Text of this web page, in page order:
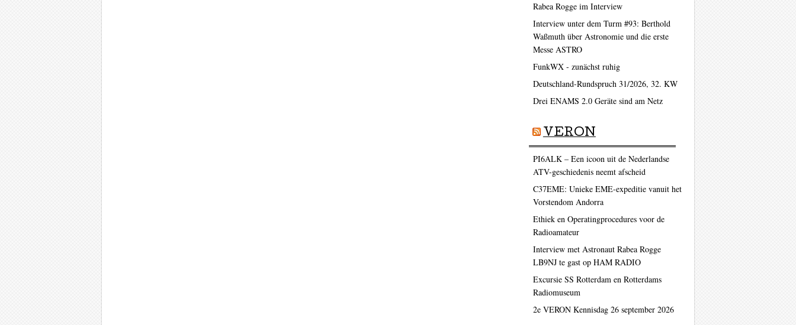
Rabea Rogge im Interview
Interview unter dem Turm #93: Berthold
Waßmuth über Astronomie und die erste
Messe ASTRO
FunkWX - zunächst ruhig
Deutschland-Rundspruch 31/2026, 32. KW
Drei ENAMS 2.0 Geräte sind am Netz
VERON
PI6ALK – Een icoon uit de Nederlandse
ATV-geschiedenis neemt afscheid
C37EME: Unieke EME-expeditie vanuit het
Vorstendom Andorra
Ethiek en Operatingprocedures voor de
Radioamateur
Interview met Astronaut Rabea Rogge
LB9NJ te gast op HAM RADIO
Excursie SS Rotterdam en Rotterdams
Radiomuseum
2e VERON Kennisdag 26 september 2026